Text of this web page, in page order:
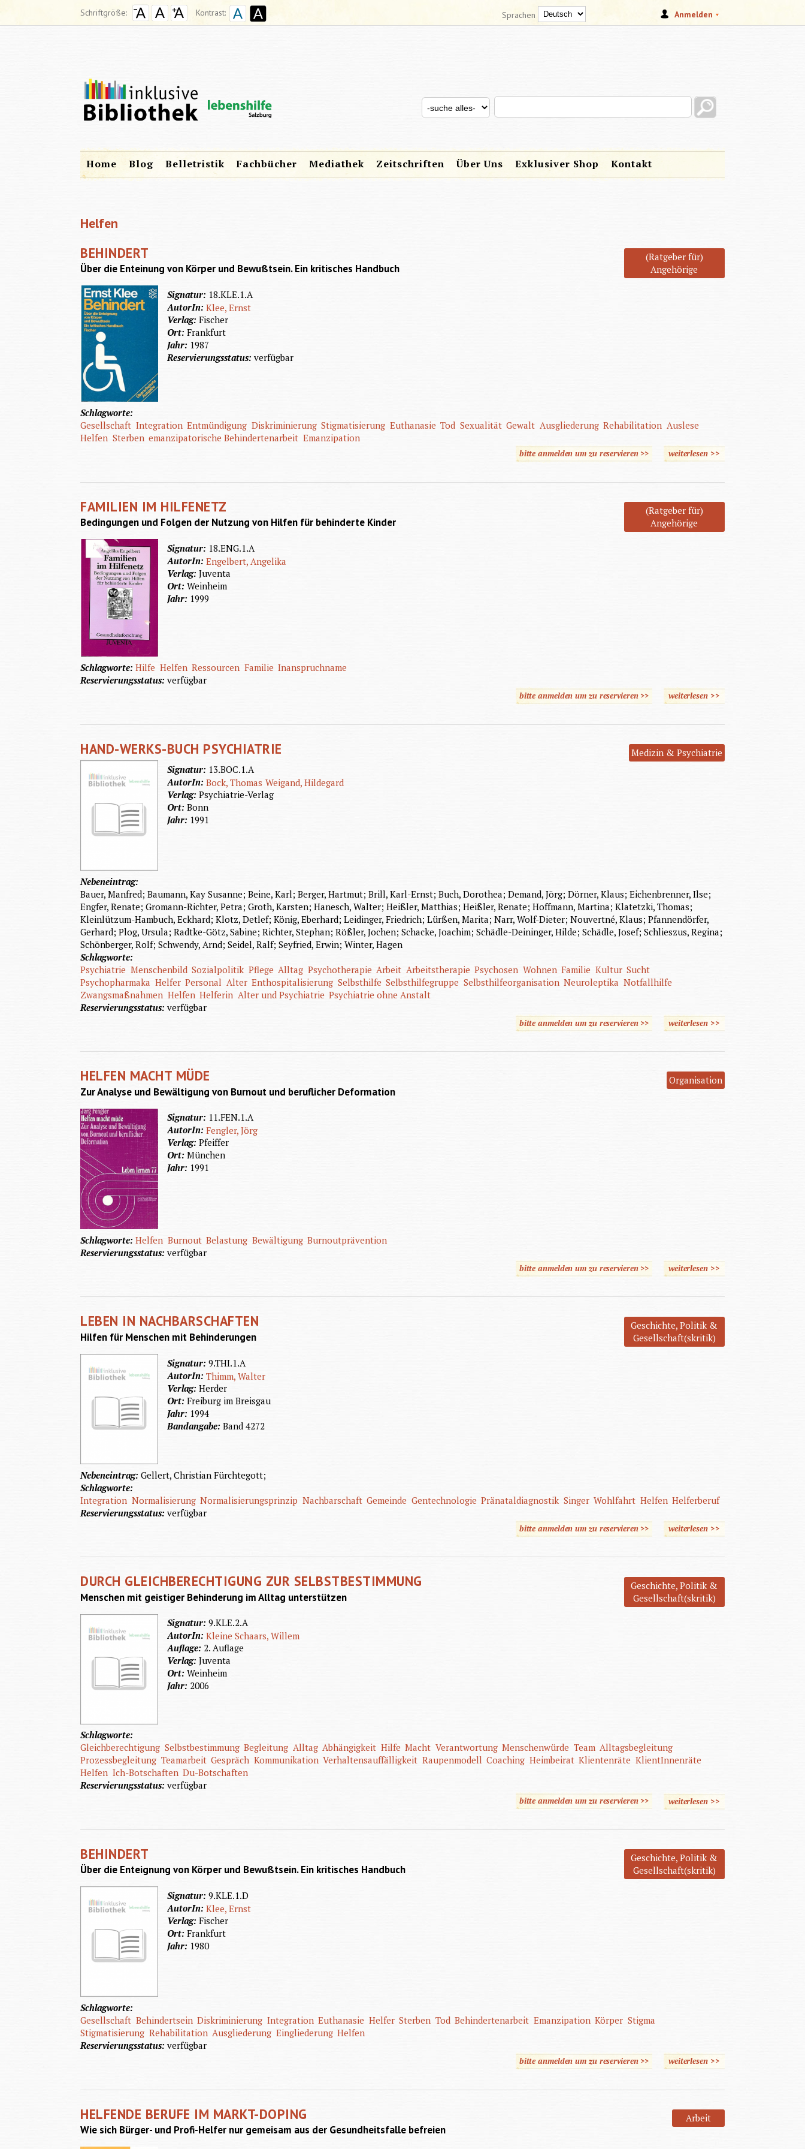
Schriftgröße: Kontrast: Anmelden
Sprachen
SUCHFORMULAR
Search this site
Search for
Home Blog Belletristik Fachbücher Mediathek Zeitschriften Über Uns Exklusiver Shop Kontakt
Helfen
BEHINDERT
(Ratgeber für)
Angehörige
Über die Enteinung von Körper und Bewußtsein. Ein kritisches Handbuch
Signatur: 18.KLE.1.A
AutorIn:Klee, Ernst
Verlag:Fischer
Ort:Frankfurt
Jahr: 1987
Reservierungsstatus:verfügbar
Schlagworte:
Gesellschaft Integration Entmündigung Diskriminierung Stigmatisierung Euthanasie Tod Sexualität Gewalt Ausgliederung Rehabilitation Auslese
Helfen Sterben emanzipatorische Behindertenarbeit Emanzipation
bitte anmelden um zu reservieren >> weiterlesenüber Behindert
>>
FAMILIEN IM HILFENETZ
(Ratgeber für)
Angehörige
Bedingungen und Folgen der Nutzung von Hilfen für behinderte Kinder
Signatur: 18.ENG.1.A
AutorIn:Engelbert, Angelika
Verlag:Juventa
Ort:Weinheim
Jahr: 1999
Schlagworte:Hilfe Helfen Ressourcen Familie Inanspruchname
Reservierungsstatus:verfügbar
bitte anmelden um zu reservieren >> weiterlesenüber Familien im Hilfenetz
>>
HAND-WERKS-BUCH PSYCHIATRIE
Medizin & Psychiatrie
Signatur: 13.BOC.1.A
AutorIn:Bock, Thomas Weigand, Hildegard
Verlag:Psychiatrie-Verlag
Ort:Bonn
Jahr: 1991
Nebeneintrag:
Bauer, Manfred; Baumann, Kay Susanne; Beine, Karl; Berger, Hartmut; Brill, Karl-Ernst; Buch, Dorothea; Demand, Jörg; Dörner, Klaus; Eichenbrenner, Ilse;
Engfer, Renate; Gromann-Richter, Petra; Groth, Karsten; Hanesch, Walter; Heißler, Matthias; Heißler, Renate; Hoffmann, Martina; Klatetzki, Thomas;
Kleinlützum-Hambuch, Eckhard; Klotz, Detlef; König, Eberhard; Leidinger, Friedrich; Lürßen, Marita; Narr, Wolf-Dieter; Nouvertné, Klaus; Pfannendörfer,
Gerhard; Plog, Ursula; Radtke-Götz, Sabine; Richter, Stephan; Rößler, Jochen; Schacke, Joachim; Schädle-Deininger, Hilde; Schädle, Josef; Schlieszus, Regina;
Schönberger, Rolf; Schwendy, Arnd; Seidel, Ralf; Seyfried, Erwin; Winter, Hagen
Schlagworte:
Psychiatrie Menschenbild Sozialpolitik Pflege Alltag Psychotherapie Arbeit Arbeitstherapie Psychosen Wohnen Familie Kultur Sucht
Psychopharmaka Helfer Personal Alter Enthospitalisierung Selbsthilfe Selbsthilfegruppe Selbsthilfeorganisation Neuroleptika Notfallhilfe
Zwangsmaßnahmen Helfen Helferin Alter und Psychiatrie Psychiatrie ohne Anstalt
Reservierungsstatus:verfügbar
bitte anmelden um zu reservieren >> weiterlesen über Hand-werks-buch
>>
HELFEN MACHT MÜDE Organisation
Zur Analyse und Bewältigung von Burnout und beruflicher Deformation
Signatur: 11.FEN.1.A
AutorIn:Fengler, Jörg
Verlag:Pfeiffer
Ort:München
Jahr: 1991
Schlagworte:Helfen Burnout Belastung Bewältigung Burnoutprävention
Reservierungsstatus:verfügbar
bitte anmelden um zu reservieren >> weiterlesenüber Helfen macht müde
>>
LEBEN IN NACHBARSCHAFTEN
Geschichte, Politik &
Gesellschaft(skritik)
Hilfen für Menschen mit Behinderungen
Signatur:9.THI.1.A
AutorIn:Thimm, Walter
Verlag:Herder
Ort:Freiburg im Breisgau
Jahr: 1994
Bandangabe:Band 4272
Nebeneintrag:Gellert, Christian Fürchtegott;
Schlagworte:
Integration Normalisierung Normalisierungsprinzip Nachbarschaft Gemeinde Gentechnologie Pränataldiagnostik Singer Wohlfahrt Helfen Helferberuf
Reservierungsstatus:verfügbar
bitte anmelden um zu reservieren >> weiterlesen>>
DURCH GLEICHBERECHTIGUNG ZUR SELBSTBESTIMMUNG
Geschichte, Politik &
Gesellschaft(skritik)
Menschen mit geistiger Behinderung im Alltag unterstützen
Signatur:9.KLE.2.A
AutorIn:Kleine Schaars, Willem
Auflage: 2. Auflage
Verlag:Juventa
Ort:Weinheim
Jahr: 2006
Schlagworte:
Gleichberechtigung Selbstbestimmung Begleitung Alltag Abhängigkeit Hilfe Macht Verantwortung Menschenwürde Team Alltagsbegleitung
Prozessbegleitung Teamarbeit Gespräch Kommunikation Verhaltensauffälligkeit Raupenmodell Coaching Heimbeirat Klientenräte KlientInnenräte
Helfen Ich-Botschaften Du-Botschaften
Reservierungsstatus:verfügbar
bitte anmelden um zu reservieren >> weiterlesen>>
BEHINDERT
Geschichte, Politik &
Gesellschaft(skritik)
Über die Enteignung von Körper und Bewußtsein. Ein kritisches Handbuch
Signatur:9.KLE.1.D
AutorIn:Klee, Ernst
Verlag:Fischer
Ort:Frankfurt
Jahr: 1980
Schlagworte:
Gesellschaft Behindertsein Diskriminierung Integration Euthanasie Helfer Sterben Tod Behindertenarbeit Emanzipation Körper Stigma
Stigmatisierung Rehabilitation Ausgliederung Eingliederung Helfen
Reservierungsstatus:verfügbar
bitte anmelden um zu reservieren >> weiterlesenüber Behindert
>>
HELFENDE BERUFE IM MARKT-DOPING Arbeit
Wie sich Bürger- und Profi-Helfer nur gemeisam aus der Gesundheitsfalle befreien